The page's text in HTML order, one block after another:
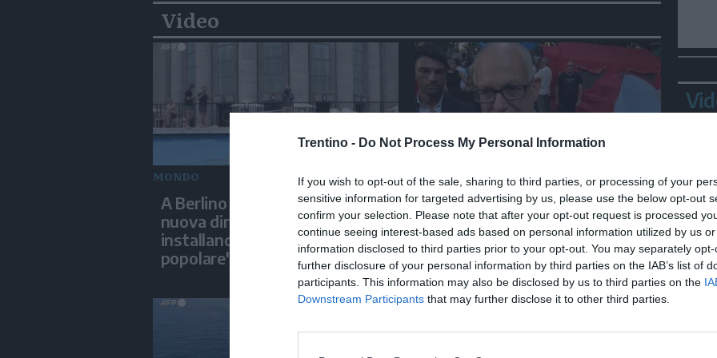
Trentino - Do Not Process My Personal Information
If you wish to opt-out of the sale, sharing to third parties, or processing of your
sensitive information for targeted advertising by us, please use the below opt-out
confirm your selection. Please note that after your opt-out request is processed
continue seeing interest-based ads based on personal information utilized by us
information disclosed to third parties prior to your opt-out. You may separately
further disclosure of your personal information by third parties on the IAB’s list of
participants. This information may also be disclosed by us to third parties on the
Downstream Participants that may further disclose it to other third parties.
Video
MONDO
A Berlino un teatro inaugura
nuova direzione artistica
installando una "piscina
popolare"
ITALIA
Gualtieri: "Responsabilità del
Viminale su Spin Time? La
posizione dei partiti è nota"